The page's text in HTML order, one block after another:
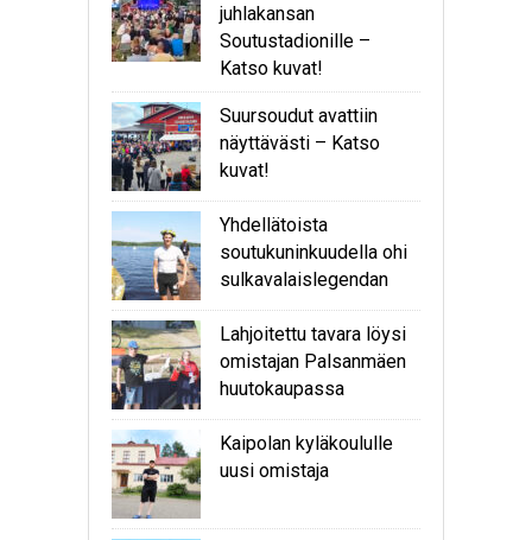
juhlakansan
Soutustadionille –
Katso kuvat!
Suursoudut avattiin
näyttävästi – Katso
kuvat!
Yhdellätoista
soutukuninkuudella ohi
sulkavalaislegendan
Lahjoitettu tavara löysi
omistajan Palsanmäen
huutokaupassa
Kaipolan kyläkoululle
uusi omistaja